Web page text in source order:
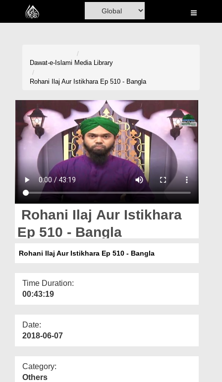
Home
Volunteer Portal
Rohani Ilaj
Donation
Magazine
Dawat-e-Islami Media Library
Rohani Ilaj Aur Istikhara Ep 510 - Bangla
Rohani Ilaj Aur Istikhara
Ep 510 - Bangla
Rohani Ilaj Aur Istikhara Ep 510 - Bangla
Time Duration:
00:43:19
Date:
2018-06-07
Category:
Others